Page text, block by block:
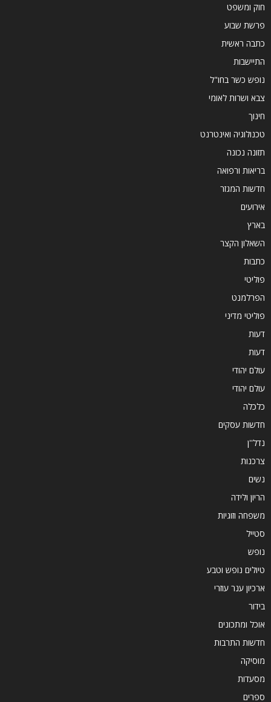
חוק ומשפט
פרשת שבוע
כתבה ראשית
התיישבות
נופש כשר בחו"ל
צבא ושרות לאומי
חינוך
טכנולוגיה ואינטרנט
תזונה נכונה
בריאות ורפואה
חדשות המגזר
אירועים
בארץ
השאלון הקצר
כתבות
פוליטי
הפרלמנט
פוליטי מדיני
דעות
דעות
עולם יהודי
עולם יהודי
כלכלה
חדשות עסקים
נדל''ן
צרכנות
נשים
הריון ולידה
משפחה וזוגיות
סטייל
נופש
טיולים נופש וטבע
ארכיון ענר עוזרי
בידור
אוכל ומתכונים
חדשות התרבות
מוסיקה
מסעדות
ספרים